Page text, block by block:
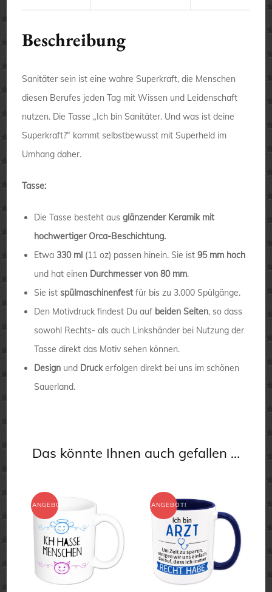
Beschreibung
Sanitäter sein ist eine wahre Superkraft, die Menschen
diesen Berufes jeden Tag mit Wissen und Leidenschaft
nutzen. Die Tasse „Ich bin Sanitäter. Und was ist deine
Superkraft?“ kommt selbstbewusst mit Superheld im
Umhang daher.
Tasse:
Die Tasse besteht ausglänzender Keramik mit
hochwertiger Orca-Beschichtung.
Etwa 330 ml (11 oz) passen hinein. Sie ist95 mm hoch
und hat einen Durchmesser von 80 mm.
Sie istspülmaschinenfestfür bis zu 3.000 Spülgänge.
Den Motivdruck findest Du auf beiden Seiten, so dass
sowohl Rechts- als auch Linkshänder bei Nutzung der
Tasse direkt das Motiv sehen können.
Design und Druckerfolgen direkt bei uns im schönen
Sauerland.
Das könnte Ihnen auch gefallen …
ANGEBOT! ANGEBOT!